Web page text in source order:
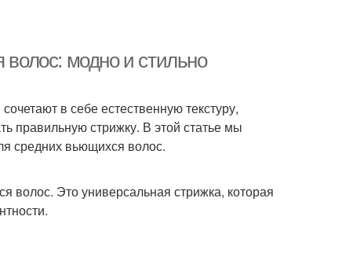
модно и стильно
в себе естественную текстуру,
правильную стрижку. В этой статье мы
средних вьющихся волос.
волос. Это универсальная стрижка, которая